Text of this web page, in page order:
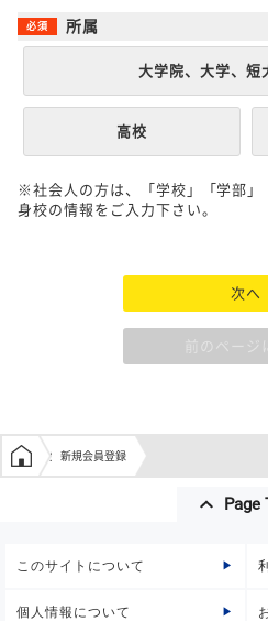
所属
大学院、大学、短
高校
※社会人の方は、「学校」「学部」
身校の情報をご入力下さい。
次へ
前のページ
学生の窓口トップ
新規会員登録
Page
このサイトについて
個人情報について